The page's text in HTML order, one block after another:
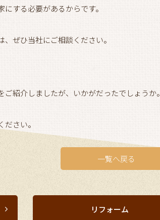
する必要があるからです。
ぜひ当社にご相談ください。
紹介しましたが、いかがだったでしょうか。
さい。
一覧へ戻る
リフォーム